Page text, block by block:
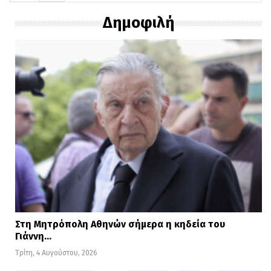
Η σχετική ανακοίνωση του Υπουργείου
αναφέρει:
«Η εύρυθμη λειτουργία των
Δημοφιλή
Στη Μητρόπολη Αθηνών σήμερα η κηδεία του
Γιάννη…
Τρίτη, 4 Αυγούστου, 2026